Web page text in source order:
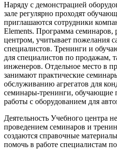
Наряду с демонстрацией
зале регулярно проходят
приглашаются сотрудники
Elements. Программа семинаров,
центром, учитывает пожелания
специалистов. Тренинги и
для специалистов по продажам,
инженеров. Отдельное место в
занимают практические
обслуживанию агрегатов для
семинары-тренинги, обучающие
работы с оборудованием для
Деятельность Учебного центра
проведением семинаров и
создаются справочные
помочь в работе специалистам